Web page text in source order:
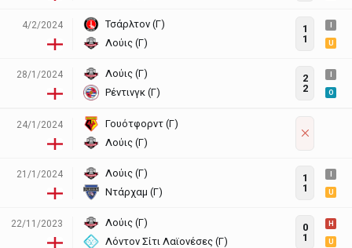
4/2/2024
Τσάρλτον (Γ)
Λούις (Γ)
1
1
U
28/1/2024
Λούις (Γ)
Ρέντινγκ (Γ)
2
2
O
24/1/2024
Γουότφορντ (Γ)
Λούις (Γ)
21/1/2024
Λούις (Γ)
Ντάρχαμ (Γ)
1
1
U
22/11/2023
Λούις (Γ)
Λόντον Σίτι Λαϊονέσες (Γ)
0
1
H
U